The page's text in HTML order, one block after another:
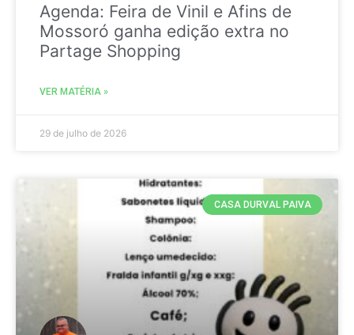
Agenda: Feira de Vinil e Afins de
Mossoró ganha edição extra no
Partage Shopping
VER MATÉRIA »
29 de julho de 2026
CASA DURVAL PAIVA